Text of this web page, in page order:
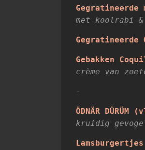
met koolrabi
Gebakken
crème van
-
ÖDNÄR
kruidig
Lamsburgertjes